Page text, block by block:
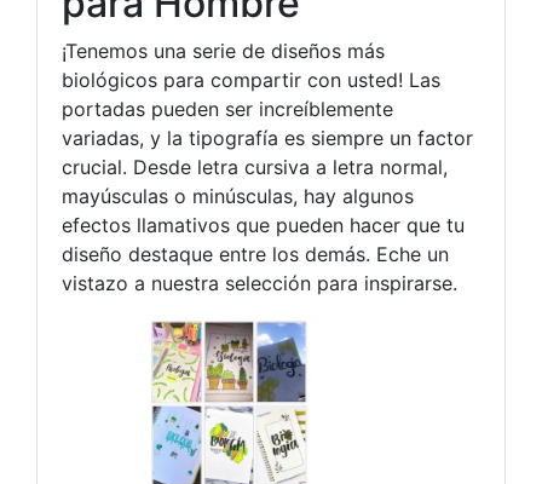
¡Tenemos una serie de diseños más
biológicos para compartir con usted! Las
portadas pueden ser increíblemente
variadas, y la tipografía es siempre un factor
crucial. Desde letra cursiva a letra normal,
mayúsculas o minúsculas, hay algunos
efectos llamativos que pueden hacer que tu
diseño destaque entre los demás. Eche un
vistazo a nuestra selección para inspirarse.